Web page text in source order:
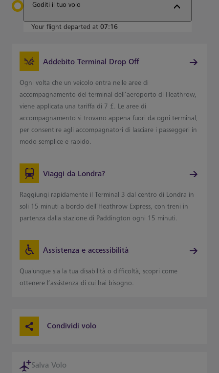
Goditi il tuo volo
Your flight departed at 07:16
Addebito Terminal Drop Off
Ogni volta che un veicolo entra nelle aree di
accompagnamento del terminal dell’aeroporto di Heathrow,
viene applicata una tariffa di 7 £. Le aree di
accompagnamento si trovano appena fuori da ogni terminal,
per consentire agli accompagnatori di lasciare i passeggeri in
modo semplice e rapido.
Viaggi da Londra?
Raggiungi rapidamente il Terminal 3 dal centro di Londra in
soli 15 minuti a bordo dell’Heathrow Express, con treni in
partenza dalla stazione di Paddington ogni 15 minuti.
Assistenza e accessibilità
Qualunque sia la tua disabilità o difficoltà, scopri come
ottenere l’assistenza di cui hai bisogno.
Condividi volo
Salva Volo